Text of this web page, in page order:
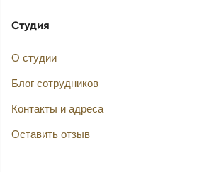
Студия
О студии
Блог сотрудников
Контакты и адреса
Оставить отзыв